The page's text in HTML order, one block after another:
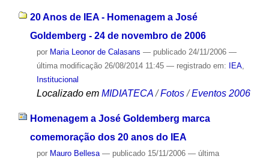
20 Anos de IEA - Homenagem a José
Goldemberg - 24 de novembro de 2006
por Maria Leonor de Calasans — publicado24/11/2006 —
última modificação26/08/2014 11:45 — registrado em: IEA,
Institucional
Localizado em MIDIATECA /Fotos /Eventos 2006
Homenagem a José Goldemberg marca
comemoração dos 20 anos do IEA
por Mauro Bellesa — publicado15/11/2006 — última